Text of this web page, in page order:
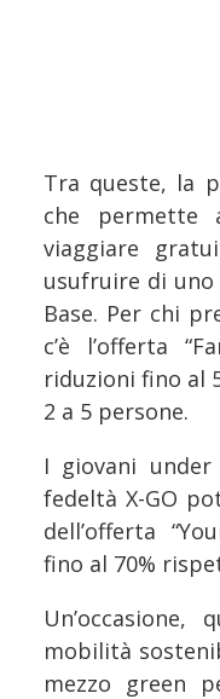
Tra queste, la
che
viaggiare
usufruire di uno
Base. Per chi
c’è l’offerta
riduzioni fino al
2 a 5 persone.
I giovani
fedeltà X-GO
dell’offerta
fino al 70%
Un’occasione,
mobilità
mezzo green